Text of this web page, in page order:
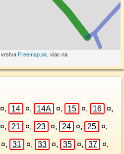
vrstva Freemap.sk, viac na
¤, 14 ¤, 14A ¤, 15 ¤, 16 ¤,
¤, 21 ¤, 23 ¤, 24 ¤, 25 ¤,
¤, 31 ¤, 33 ¤, 35 ¤, 37 ¤,